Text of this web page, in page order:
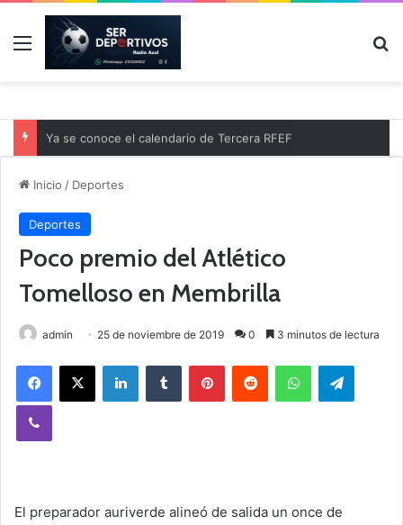
Menú
Ya se conoce el calendario de Tercera RFEF
Inicio / Deportes
Deportes
Poco premio del Atlético
Tomelloso en Membrilla
admin 25 de noviembre de 2019 0 3 minutos de lectura
El preparador auriverde alineó de salida un once de